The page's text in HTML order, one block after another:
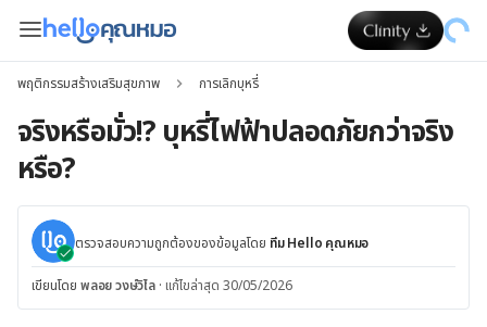
พฤติกรรมสร้างเสริมสุขภาพ การเลิกบุหรี่
จริงหรือมั่ว!? บุหรี่ไฟฟ้าปลอดภัยกว่าจริง
หรือ?
ตรวจสอบความถูกต้องของข้อมูลโดย ทีม Hello คุณหมอ
เขียนโดย พลอย วงษ์วิไล · แก้ไขล่าสุด 30/05/2026